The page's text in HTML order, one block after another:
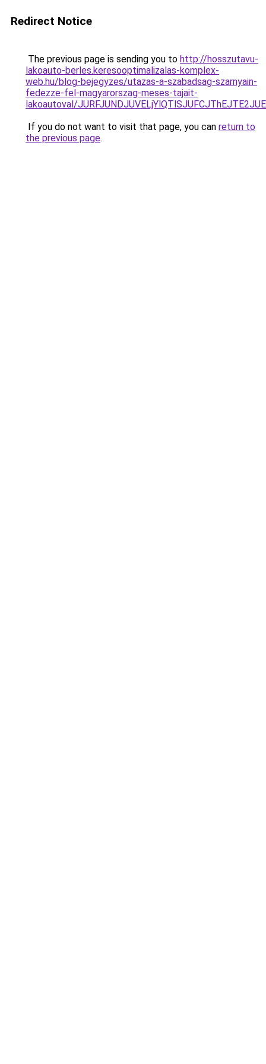
Redirect Notice
The previous page is sending you to http://hosszutavu-
lakoauto-berles.keresooptimalizalas-komplex-
web.hu/blog-bejegyzes/utazas-a-szabadsag-szarnyain-
fedezze-fel-magyarorszag-meses-tajait-
lakoautoval/
If you do not want to visit that page, you can return to
the previous page.